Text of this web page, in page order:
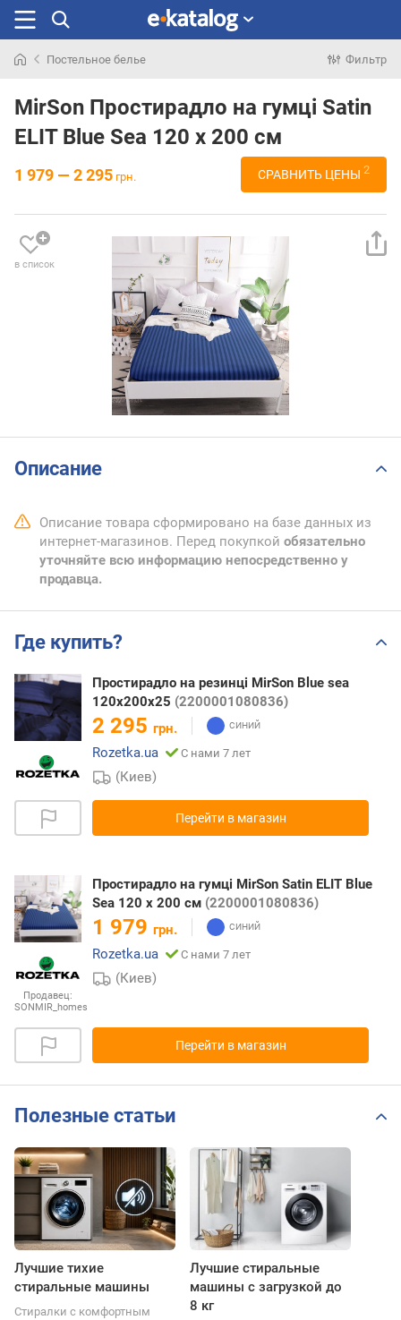
раньше
Постельное белье Фильтр
MirSon Простирадло на гумці Satin
ELIT Blue Sea 120 х 200 см
1 979 — 2 295 грн. СРАВНИТЬ ЦЕНЫ 2
в список
Описание
Описание товара сформировано на базе данных из
интернет-магазинов. Перед покупкой обязательно
уточняйте всю информацию непосредственно у
продавца.
Где купить?
Простирадло на резинці MirSon Blue sea
120х200х25 (2200001080836)
2 295 грн.
Rozetka.ua
С нами 7 лет
(Киев)
Перейти в магазин
Продавец:
SONMIR_homes
Простирадло на гумці MirSon Satin ELIT Blue
Sea 120 х 200 см (2200001080836)
1 979 грн.
Rozetka.ua
С нами 7 лет
(Киев)
Перейти в магазин
Полезные статьи
Лучшие тихие
стиральные машины
Стиралки с комфортным
Лучшие стиральные
машины с загрузкой до
8 кг